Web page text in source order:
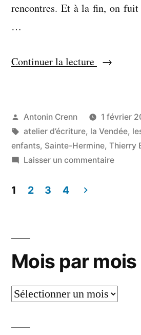
rencontres. Et à la fin, on
…
Continuer la lecture « Terrifiant
Publié
par
Antonin Crenn 1 février
Étiquettes :
atelier d’écriture, la Vendée,
enfants, Sainte-Hermine, Thierry
Laisser un commentairesur
des
publications
1 2 3 4
Mois par mois
Mois